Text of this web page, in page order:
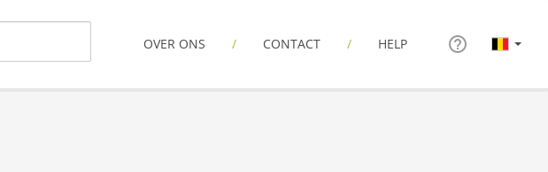
OVER ONS CONTACT HELP